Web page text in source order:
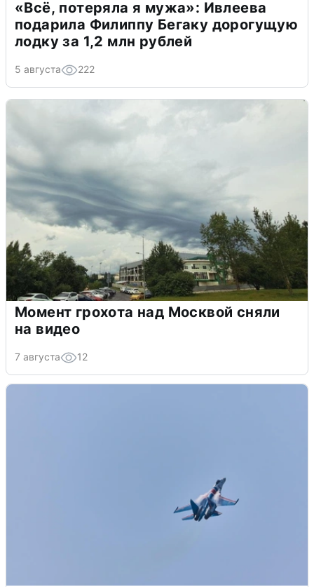
«Всё, потеряла я мужа»: Ивлеева
подарила Филиппу Бегаку дорогущую
лодку за 1,2 млн рублей
5 августа 222
Момент грохота над Москвой сняли
на видео
7 августа 12